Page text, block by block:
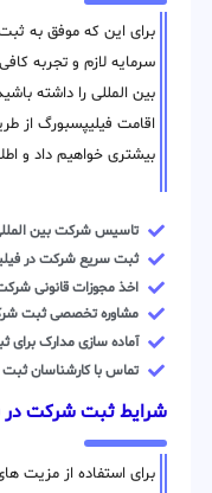
برای این که موفق به
سرمایه لازم و تجربه
بین المللی را داشته
اقامت فیلیپسبورگ از
بیشتری خواهیم داد و
تاسیس شرکت بین
ثبت سریع شرکت در
اخذ مجوزات قانونی
مشاوره تخصصی ثبت
آماده سازی مدارک
تماس با کارشناسان
شرایط ثبت شرکت در
برای استفاده از مزیت